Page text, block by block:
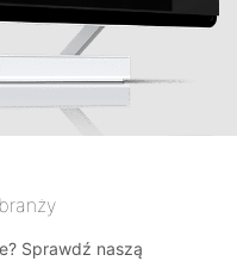
Sprawdź naszą